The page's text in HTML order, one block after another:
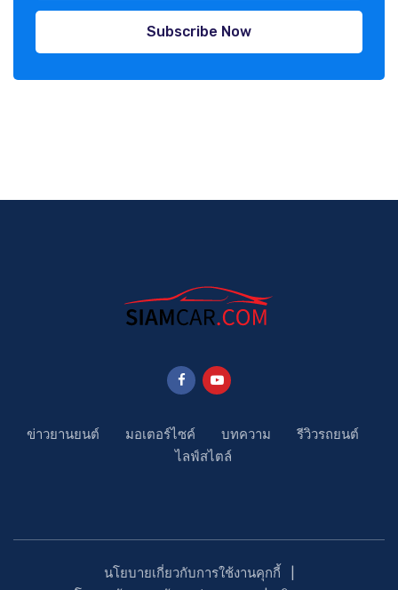
Subscribe Now
ข่าวยานยนต์ มอเตอร์ไซค์ บทความ
รีวิวรถยนต์
ไลฟ์สไตล์
นโยบายเกี่ยวกับการใช้งานคุกกี้